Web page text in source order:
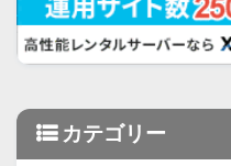
カテゴリー